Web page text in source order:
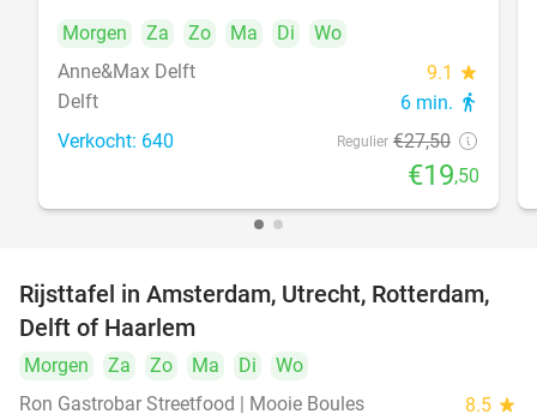
Morgen
Za Zo Ma Di
Wo
Anne&Max Delft
9.1 star
Delft 6 min. directions_walk
Verkocht: 640 Regulier €27,50
€19,50
19%
Rijsttafel in Amsterdam, Utrecht, Rotterdam,
Delft of Haarlem
Morgen Za Zo Ma Di
Wo
Ron Gastrobar Streetfood | Mooie Boules
8.5 star